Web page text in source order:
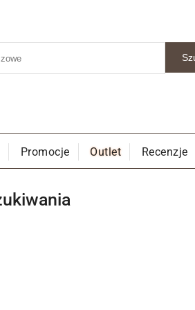
Promocje Outlet Recenzje